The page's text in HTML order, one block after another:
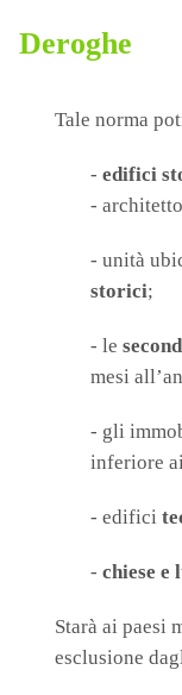
Deroghe
Tale norma
- edifici
-
- unità
storici;
- le
mesi
- gli
inferiore
- edifici
- chiese e
Starà ai paesi
esclusione